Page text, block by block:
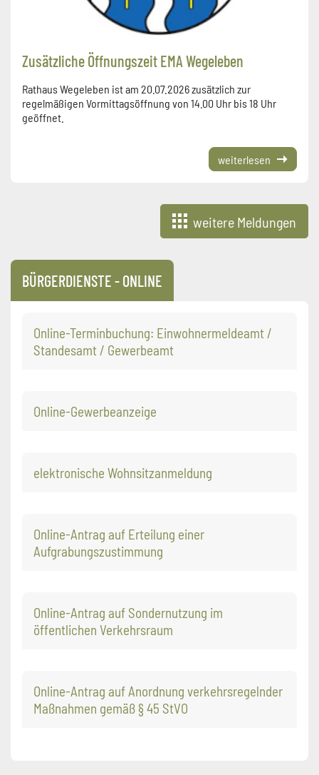
Zusätzliche Öffnungszeit EMA Wegeleben
Rathaus Wegeleben ist am 20.07.2026 zusätzlich zur
regelmäßigen Vormittagsöffnung von 14.00 Uhr bis 18 Uhr
geöffnet.
weiterlesen
weitere Meldungen
BÜRGERDIENSTE - ONLINE
Online-Terminbuchung: Einwohnermeldeamt /
Standesamt / Gewerbeamt
Online-Gewerbeanzeige
elektronische Wohnsitzanmeldung
Online-Antrag auf Erteilung einer
Aufgrabungszustimmung
Online-Antrag auf Sondernutzung im
öffentlichen Verkehrsraum
Online-Antrag auf Anordnung verkehrsregelnder
Maßnahmen gemäß § 45 StVO